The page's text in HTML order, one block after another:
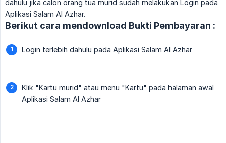
dahulu jika calon orang tua murid sudah melakukan Login pada
Aplikasi Salam Al Azhar.
Berikut cara mendownload Bukti Pembayaran :
Login terlebih dahulu pada Aplikasi Salam Al Azhar
Klik "Kartu murid" atau menu "Kartu" pada halaman awal
Aplikasi Salam Al Azhar